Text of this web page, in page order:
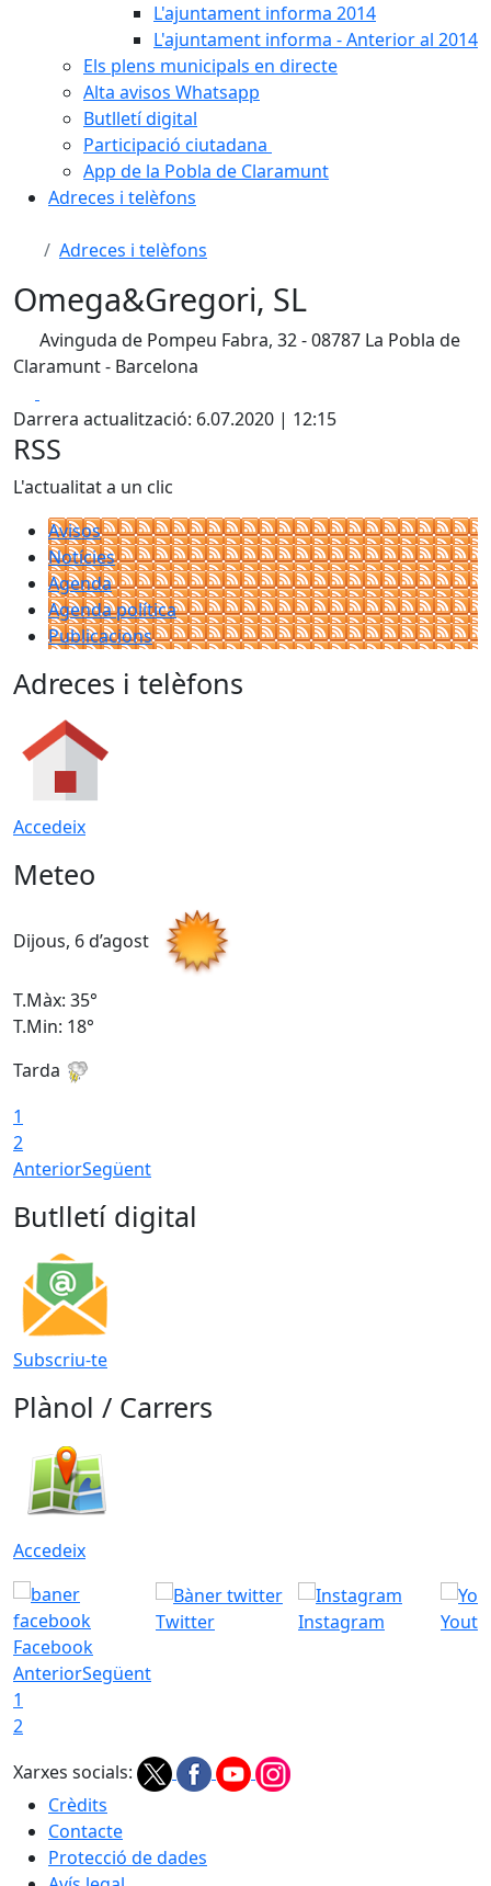
L'ajuntament informa 2014
L'ajuntament informa - Anterior al 2014
Els plens municipals en directe
Alta avisos Whatsapp
Butlletí digital
Participació ciutadana
App de la Pobla de Claramunt
Adreces i telèfons
Adreces i telèfons
Omega&Gregori, SL
Avinguda de Pompeu Fabra, 32 - 08787 La Pobla de
Claramunt - Barcelona
Darrera actualització: 6.07.2020 | 12:15
RSS
L'actualitat a un clic
Avisos
Notícies
Agenda
Agenda política
Publicacions
Adreces i telèfons
Accedeix
Meteo
Dijous, 6 d’agost
T.Màx: 35°
T.Min: 18°
Tarda
1
2
AnteriorSegüent
Butlletí digital
Subscriu-te
Plànol / Carrers
Accedeix
Facebook
Twitter Instagram
AnteriorSegüent
1
2
Xarxes socials:
Crèdits
Contacte
Protecció de dades